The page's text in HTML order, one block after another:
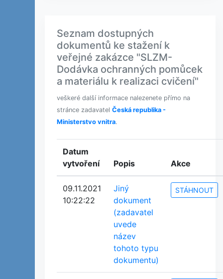
Seznam dostupných
dokumentů ke stažení k
veřejné zakázce "SLZM-
Dodávka ochranných pomůcek
a materiálu k realizaci cvičení"
veškeré další informace nalezenete přímo na
stránce zadavatel Česká republika -
Ministerstvo vnitra.
Datum
vytvoření
Popis Akce
09.11.2021
10:22:22
Jiný
dokument
(zadavatel
uvede
název
tohoto typu
dokumentu)
STÁHNOUT